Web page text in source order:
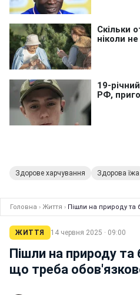
Здорове харчування Здорова їжа
Головна › Життя › Пішли на природу та
ЖИТТЯ 14 червня 2025 · 09:00
Пішли на природу та
що треба